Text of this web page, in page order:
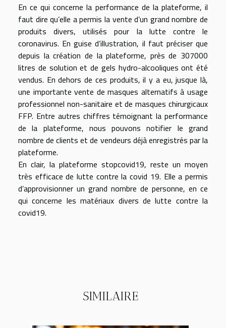
En ce qui concerne la performance de la plateforme, il
faut dire qu’elle a permis la vente d’un grand nombre de
produits divers, utilisés pour la lutte contre le
coronavirus. En guise d’illustration, il faut préciser que
depuis la création de la plateforme, près de 307000
litres de solution et de gels hydro-alcooliques ont été
vendus. En dehors de ces produits, il y a eu, jusque là,
une importante vente de masques alternatifs à usage
professionnel non-sanitaire et de masques chirurgicaux
FFP. Entre autres chiffres témoignant la performance
de la plateforme, nous pouvons notifier le grand
nombre de clients et de vendeurs déjà enregistrés par la
plateforme.
En clair, la plateforme stopcovid19, reste un moyen
très efficace de lutte contre la covid 19. Elle a permis
d’approvisionner un grand nombre de personne, en ce
qui concerne les matériaux divers de lutte contre la
covid19.
SIMILAIRE